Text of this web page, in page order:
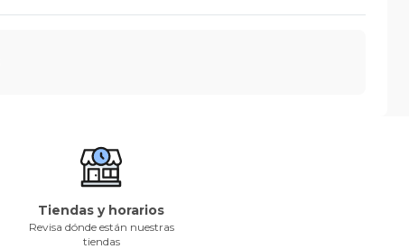
Tiendas y horarios
Revisa dónde están nuestras
tiendas